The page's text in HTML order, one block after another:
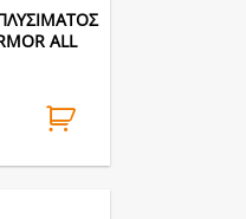
ALL